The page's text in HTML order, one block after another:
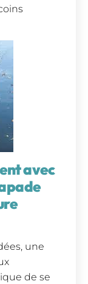
avec
une
de se